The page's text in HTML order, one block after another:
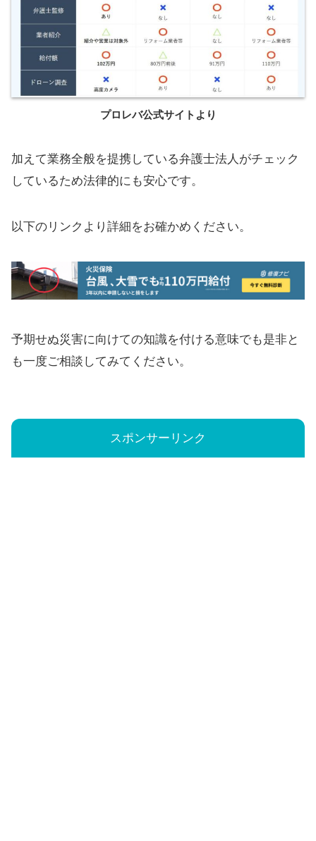
プロレバ公式サイトより
加えて業務全般を提携している弁護士法人がチェック
しているため法律的にも安心です。
以下のリンクより詳細をお確かめください。
予期せぬ災害に向けての知識を付ける意味でも是非と
も一度ご相談してみてください。
スポンサーリンク